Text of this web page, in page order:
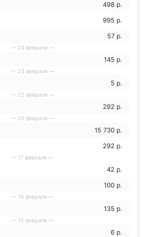
498 р.
995 р.
57 р.
— 24 февраля —
145 р.
— 23 февраля —
5 р.
— 22 февраля —
292 р.
— 20 февраля —
15 730 р.
292 р.
— 17 февраля —
42 р.
100 р.
— 16 февраля —
135 р.
— 15 февраля —
6 р.